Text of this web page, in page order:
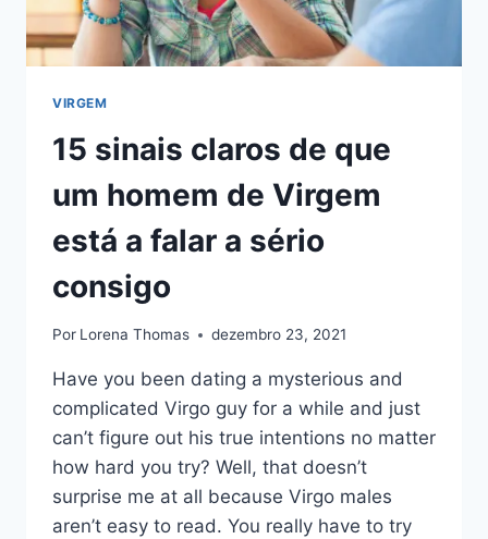
FAZER
SOBRE
ISSO
VIRGEM
15 sinais claros de que
um homem de Virgem
está a falar a sério
consigo
Por Lorena Thomas dezembro 23, 2021
Have you been dating a mysterious and
complicated Virgo guy for a while and just
can’t figure out his true intentions no matter
how hard you try? Well, that doesn’t
surprise me at all because Virgo males
aren’t easy to read. You really have to try